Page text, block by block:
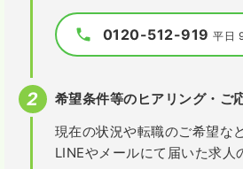
0120-512-919平日
希望条件等のヒアリング・ご
現在の状況や転職のご希望な
LINEやメールにて届いた求